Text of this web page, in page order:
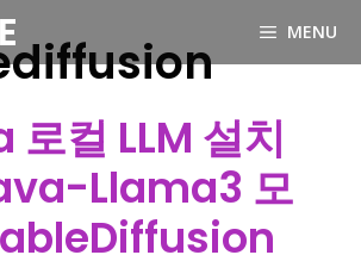
MENU
컬 LLM 설치
Llama3 모